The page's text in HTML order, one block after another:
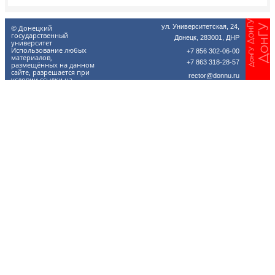
ул. Университетская, 24,
Донецк, 283001, ДНР
+7 856 302-06-00
+7 863 318-28-57
rector@donnu.ru
© Донецкий
государственный
университет
Использование любых
материалов,
размещённых на данном
сайте, разрешается при
условии ссылки на